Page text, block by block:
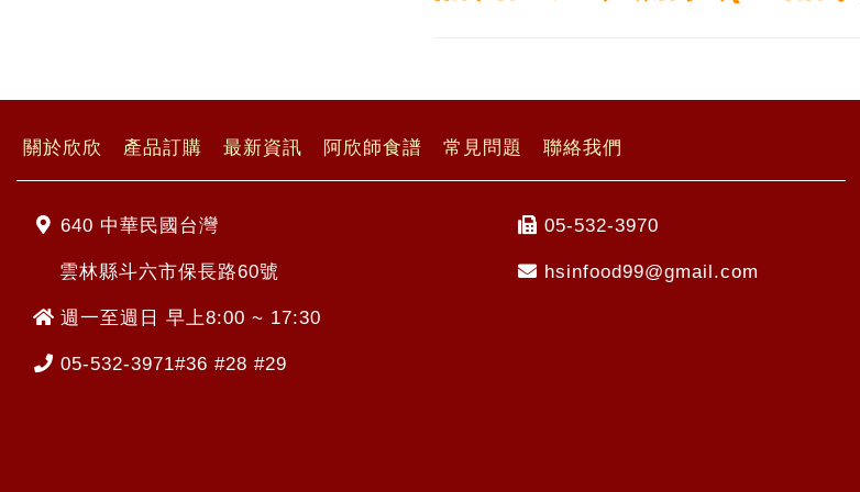
關於欣欣 產品訂購 最新資訊 阿欣師食譜 常見問題 聯絡我們
640 中華民國台灣
雲林縣斗六市保長路60號
週一至週日 早上8:00 ~ 17:30
05-532-3971#36 #28 #29
05-532-3970
hsinfood99@gmail.com